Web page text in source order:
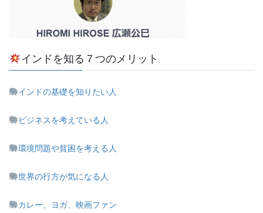
インドを知る７つのメリット
インドの基礎を知りたい人
ビジネスを考えている人
環境問題や貧困を考える人
世界の行方が気になる人
カレー、ヨガ、映画ファン